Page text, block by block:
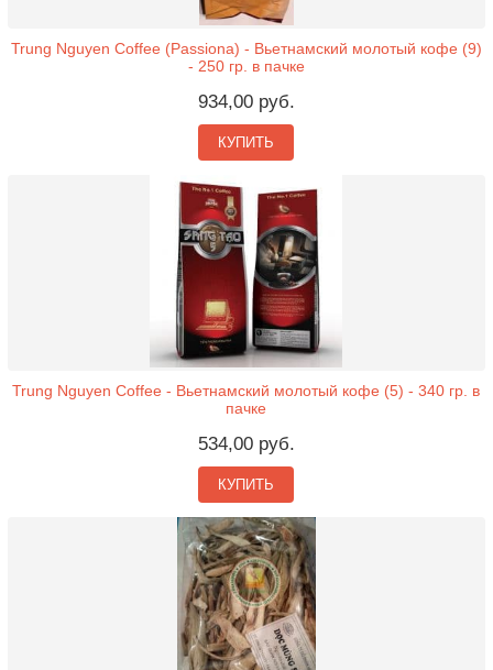
Trung Nguyen Coffee (Passiona) - Вьетнамский молотый кофе (9)
- 250 гр. в пачке
934,00 руб.
КУПИТЬ
Trung Nguyen Coffee - Вьетнамский молотый кофе (5) - 340 гр. в
пачке
534,00 руб.
КУПИТЬ